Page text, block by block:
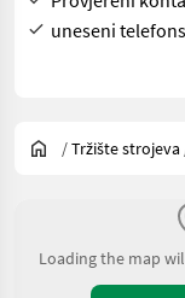
uneseni
/Tržište strojeva
Loading the map